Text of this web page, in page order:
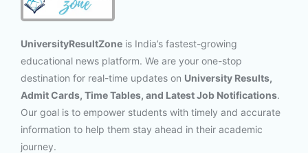
UniversityResultZone is India’s fastest-growing
educational news platform. We are your one-stop
destination for real-time updates on University Results,
Admit Cards, Time Tables, and Latest Job Notifications.
Our goal is to empower students with timely and accurate
information to help them stay ahead in their academic
journey.